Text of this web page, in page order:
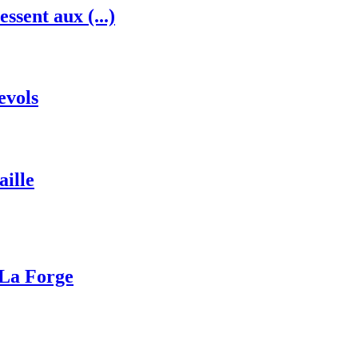
aux (...)
Forge